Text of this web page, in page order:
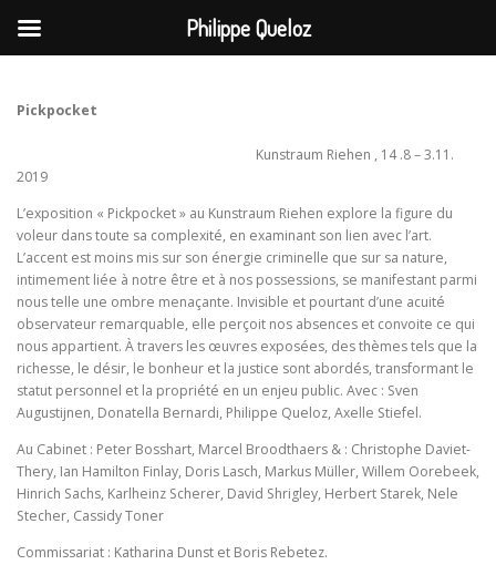
contenu
Pickpocket
Kunstraum Riehen , 14 .8 – 3.11.
2019
L’exposition « Pickpocket » au Kunstraum Riehen explore la figure du
voleur dans toute sa complexité, en examinant son lien avec l’art.
L’accent est moins mis sur son énergie criminelle que sur sa nature,
intimement liée à notre être et à nos possessions, se manifestant parmi
nous telle une ombre menaçante. Invisible et pourtant d’une acuité
observateur remarquable, elle perçoit nos absences et convoite ce qui
nous appartient. À travers les œuvres exposées, des thèmes tels que la
richesse, le désir, le bonheur et la justice sont abordés, transformant le
statut personnel et la propriété en un enjeu public. Avec : Sven
Augustijnen, Donatella Bernardi, Philippe Queloz, Axelle Stiefel.
Au Cabinet : Peter Bosshart, Marcel Broodthaers & : Christophe Daviet-
Thery, Ian Hamilton Finlay, Doris Lasch, Markus Müller, Willem Oorebeek,
Hinrich Sachs, Karlheinz Scherer, David Shrigley, Herbert Starek, Nele
Stecher, Cassidy Toner
Commissariat : Katharina Dunst et Boris Rebetez.
Philippe Queloz